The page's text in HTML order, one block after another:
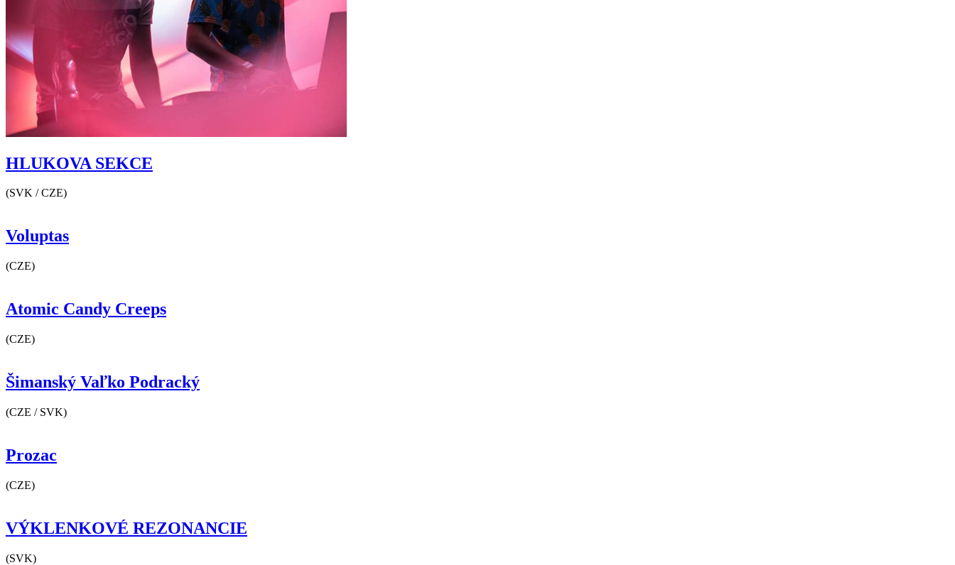
HLUKOVA SEKCE
(SVK / CZE)
Voluptas
(CZE)
Atomic Candy Creeps
(CZE)
Šimanský Vaľko Podracký
(CZE / SVK)
Prozac
(CZE)
VÝKLENKOVÉ REZONANCIE
(SVK)